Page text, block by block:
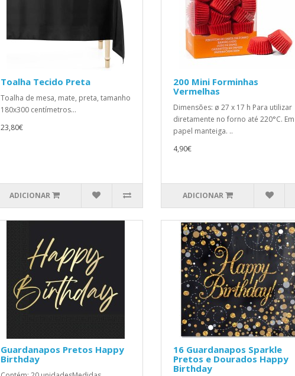
Toalha Tecido Preta
Toalha de mesa, mate, preta, tamanho
180x300 centímetros...
23,80€
ADICIONAR
200 Mini Forminhas
Vermelhas
Dimensões: ø 27 x 17 h Para utilizar
diretamente no forno até 220°C. Em
papel manteiga. ..
4,90€
ADICIONAR
Guardanapos Pretos Happy
Birthday
16 Guardanapos Sparkle
Pretos e Dourados Happy
Birthday